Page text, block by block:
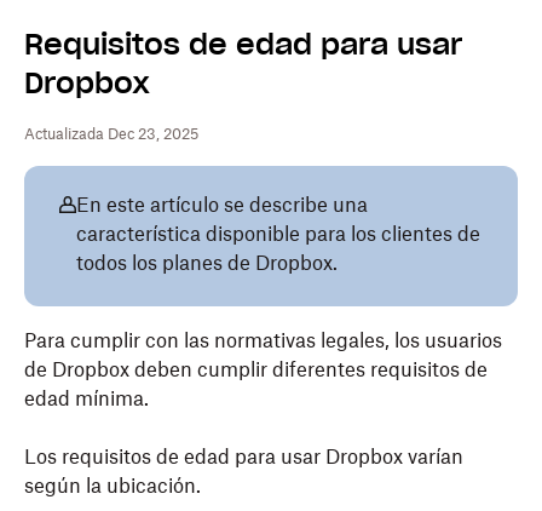
Requisitos de edad para usar
Dropbox
Actualizada Dec 23, 2025
En este artículo se describe una
característica disponible para los clientes de
todos los planes de Dropbox.
Para cumplir con las normativas legales, los usuarios
de Dropbox deben cumplir diferentes requisitos de
edad mínima.
Los requisitos de edad para usar Dropbox varían
según la ubicación.